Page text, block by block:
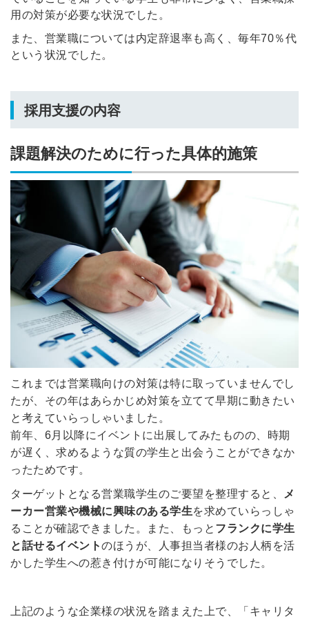
用の対策が必要な状況でした。
また、営業職については内定辞退率も高く、毎年70％代
という状況でした。
採用支援の内容
課題解決のために行った具体的施策
これまでは営業職向けの対策は特に取っていませんでし
たが、その年はあらかじめ対策を立てて早期に動きたい
と考えていらっしゃいました。
前年、6月以降にイベントに出展してみたものの、時期
が遅く、求めるような質の学生と出会うことができなか
ったためです。
ターゲットとなる営業職学生のご要望を整理すると、
メ
ーカー営業や機械に興味のある学生を求めていらっしゃ
ることが確認できました。また、もっと フランクに学生
と話せるイベントのほうが、人事担当者様のお人柄を活
かした学生への惹き付けが可能になりそうでした。
上記のような企業様の状況を踏まえた上で、「キャリタ